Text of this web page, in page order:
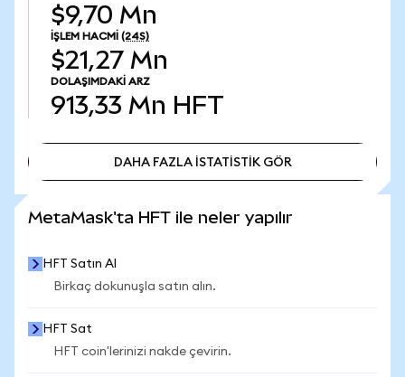
$9,70 Mn
İŞLEM HACMI (24S)
$21,27 Mn
DOLAŞIMDAKI ARZ
913,33 Mn HFT
DAHA FAZLA İSTATİSTİK GÖR
MetaMask'ta HFT ile neler yapılır
HFT Satın Al
Birkaç dokunuşla satın alın.
HFT Sat
HFT coin'lerinizi nakde çevirin.